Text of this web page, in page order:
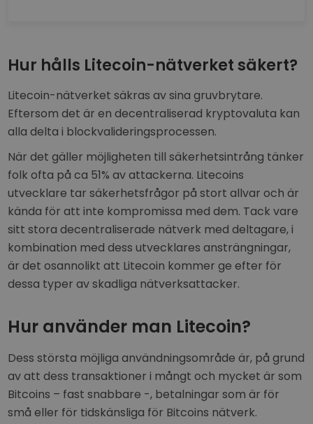
Hur hålls Litecoin-nätverket säkert?
Litecoin-nätverket säkras av sina gruvbrytare.
Eftersom det är en decentraliserad kryptovaluta kan
alla delta i blockvalideringsprocessen.
När det gäller möjligheten till säkerhetsintrång tänker
folk ofta på ca 51% av attackerna. Litecoins
utvecklare tar säkerhetsfrågor på stort allvar och är
kända för att inte kompromissa med dem. Tack vare
sitt stora decentraliserade nätverk med deltagare, i
kombination med dess utvecklares ansträngningar,
är det osannolikt att Litecoin kommer ge efter för
dessa typer av skadliga nätverksattacker.
Hur använder man Litecoin?
Dess största möjliga användningsområde är, på grund
av att dess transaktioner i mångt och mycket är som
Bitcoins – fast snabbare -, betalningar som är för
små eller för tidskänsliga för Bitcoins nätverk.